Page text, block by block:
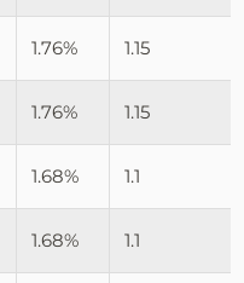
1.76% 1.15
1.76% 1.15
1.68% 1.1
1.68% 1.1